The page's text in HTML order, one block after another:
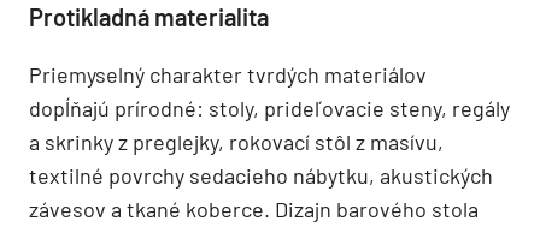
Protikladná materialita
Priemyselný charakter tvrdých materiálov
dopĺňajú prírodné: stoly, prideľovacie steny, regály
a skrinky z preglejky, rokovací stôl z masívu,
textilné povrchy sedacieho nábytku, akustických
závesov a tkané koberce. Dizajn barového stola